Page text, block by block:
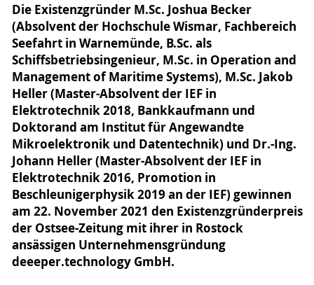
Die Existenzgründer M.Sc. Joshua Becker
(Absolvent der Hochschule Wismar, Fachbereich
Seefahrt in Warnemünde, B.Sc. als
Schiffsbetriebsingenieur, M.Sc. in Operation and
Management of Maritime Systems), M.Sc. Jakob
Heller (Master-Absolvent der IEF in
Elektrotechnik 2018, Bankkaufmann und
Doktorand am Institut für Angewandte
Mikroelektronik und Datentechnik) und Dr.-Ing.
Johann Heller (Master-Absolvent der IEF in
Elektrotechnik 2016, Promotion in
Beschleunigerphysik 2019 an der IEF) gewinnen
am 22. November 2021 den Existenzgründerpreis
der Ostsee-Zeitung mit ihrer in Rostock
ansässigen Unternehmensgründung
deeeper.technology GmbH.